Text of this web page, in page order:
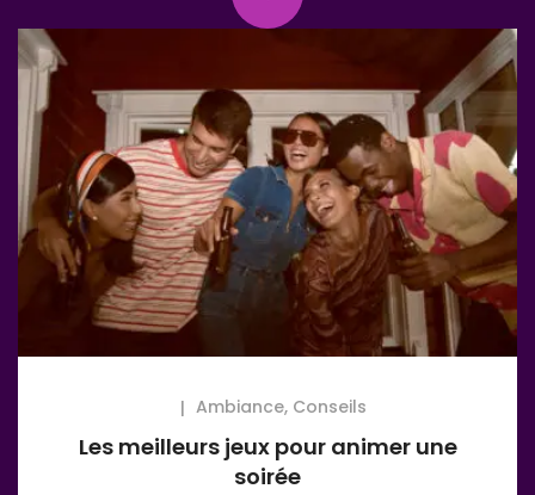
Ambiance, Conseils
Les meilleurs jeux pour animer une
soirée